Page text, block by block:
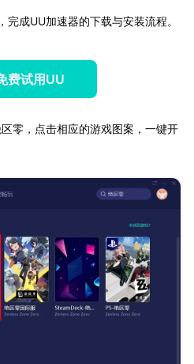
成UU加速器的下载与安装流程。
费试用UU
零，点击相应的游戏图案，一键开